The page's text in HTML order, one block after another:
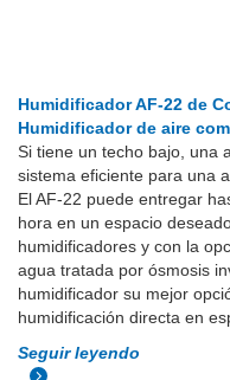
Humidificador AF-22 de
Humidificador de aire
Si tiene un techo bajo, una
sistema eficiente para una
El AF-22 puede entregar
hora en un espacio
humidificadores y con la
agua tratada por ósmosis
humidificador su mejor
humidificación directa en
Seguir leyendo